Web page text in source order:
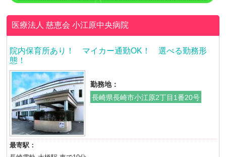
医療法人 慈恵会小江原中央病院
院内保育所あり！ マイカー通勤OK！ 選べる勤務形
態！
勤務地：
長崎県長崎市小江原2丁目1番20号
最寄駅：